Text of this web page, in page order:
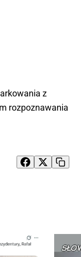
z
rozpoznawania